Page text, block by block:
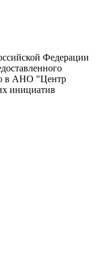
Федерации
в АНО "Центр
инициатив